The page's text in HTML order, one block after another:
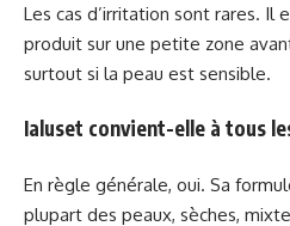
Les cas d’irritation sont rares.
produit sur une petite zone
surtout si la peau est sensible.
Ialuset convient-elle à tous
En règle générale, oui. Sa
plupart des peaux, sèches,